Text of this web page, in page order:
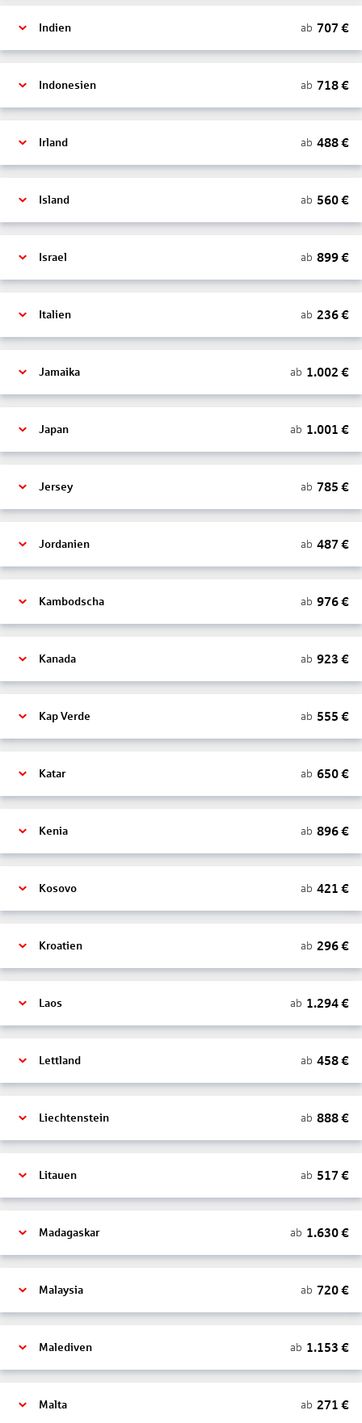
Indien ab 707 €
Indonesien ab 718€
Irland ab 488€
Island ab 560€
Israel ab 899€
Italien ab 236€
Jamaika ab 1.002 €
Japan ab 1.001 €
Jersey ab 785 €
Jordanien ab 487 €
Kambodscha ab 976€
Kanada ab 923 €
Kap Verde ab 555 €
Katar ab 650€
Kenia ab 896€
Kosovo ab 421 €
Kroatien ab 296€
Laos ab 1.294€
Lettland ab 458€
Liechtenstein ab 888€
Litauen ab 517 €
Madagaskar ab 1.630€
Malaysia ab 720€
Malediven ab 1.153 €
Malta ab 271 €